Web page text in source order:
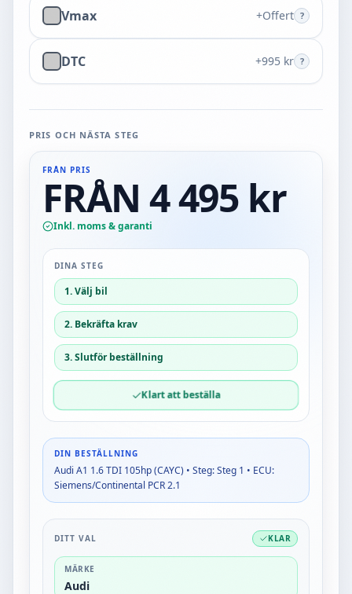
Vmax +Offert ?
DTC +995 kr ?
PRIS OCH NÄSTA STEG
FRÅN PRIS
FRÅN 4 495 kr
Inkl. moms & garanti
DINA STEG
1. Välj bil
2. Bekräfta krav
3. Slutför beställning
Klart att beställa
DIN BESTÄLLNING
Audi A1 1.6 TDI 105hp (CAYC) • Steg: Steg 1 • ECU:
Siemens/Continental PCR 2.1
DITT VAL KLAR
MÄRKE
Audi